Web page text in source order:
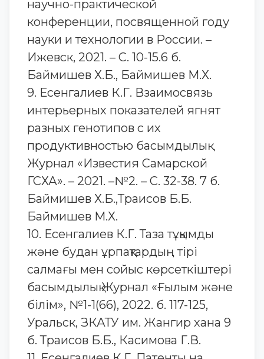
научно-практической
конференции, посвященной году
науки и технологии в России. –
Ижевск, 2021. – С. 10-15.6 б.
Баймишев Х.Б., Баймишев М.Х.
9. Есенгалиев К.Г. Взаимосвязь
интерьерных показателей ягнят
разных генотипов с их
продуктивностью басымдылық
Журнал «Известия Самарской
ГСХА». – 2021. –№2. – С. 32-38. 7 б.
Баймишев Х.Б.,Траисов Б.Б.
Баймишев М.Х.
10. Есенгалиев К.Г. Таза тұқымды
және будан ұрпақтардың тірі
салмағы мен сойыс көрсеткіштері
басымдылық Журнал «Ғылым және
білім», №1-1(66), 2022. б. 117-125,
Уральск, ЗКАТУ им. Жангир хана 9
б. Траисов Б.Б., Касимова Г.В.